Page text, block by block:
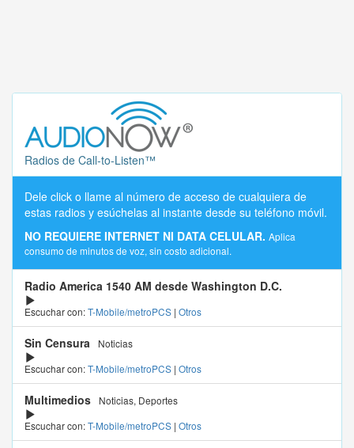
Radios de Call-to-Listen™
Dele click o llame al número de acceso de cualquiera de
estas radios y esúchelas al instante desde su teléfono móvil.
NO REQUIERE INTERNET NI DATA CELULAR. Aplica
consumo de minutos de voz, sin costo adicional.
Radio America 1540 AM desde Washington D.C.
Escuchar con:T-Mobile/metroPCS | Otros
Sin Censura
Noticias
Escuchar con:T-Mobile/metroPCS | Otros
Multimedios
Noticias, Deportes
Escuchar con:T-Mobile/metroPCS | Otros